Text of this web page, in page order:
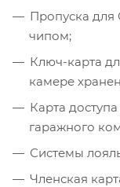
Пропуска
чипом;
Ключ-карта
камере
Карта
гаражного
Системы
Членская